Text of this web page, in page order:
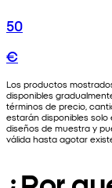
50
€
Los productos
disponibles
términos de precio,
estarán disponibles
diseños de muestra y
válida hasta agotar